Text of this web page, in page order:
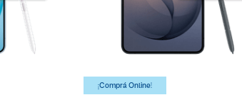
¡Comprá Online!